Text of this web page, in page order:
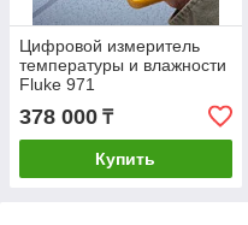
Цифровой измеритель
температуры и влажности
Fluke 971
378 000 ₸
Купить